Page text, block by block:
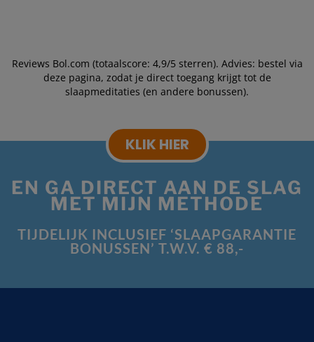
Reviews Bol.com (totaalscore: 4,9/5 sterren). Advies: bestel via
deze pagina, zodat je direct toegang krijgt tot de
slaapmeditaties (en andere bonussen).
KLIK HIER
EN GA DIRECT AAN DE SLAG
MET MIJN METHODE
TIJDELIJK INCLUSIEF ‘SLAAPGARANTIE
BONUSSEN’ T.W.V. € 88,-